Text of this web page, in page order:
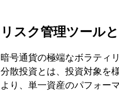
リスク管理ツール
暗号通貨の極端なボラティ
分散投資とは、投資対象を
より、単一資産のパフォー